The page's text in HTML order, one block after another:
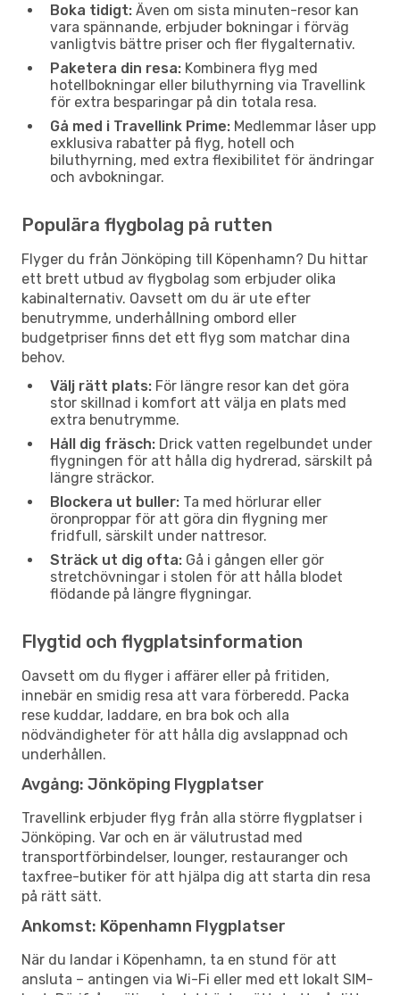
Boka tidigt: Även om sista minuten-resor kan
vara spännande, erbjuder bokningar i förväg
vanligtvis bättre priser och fler flygalternativ.
Paketera din resa: Kombinera flyg med
hotellbokningar eller biluthyrning via Travellink
för extra besparingar på din totala resa.
Gå med i Travellink Prime: Medlemmar låser upp
exklusiva rabatter på flyg, hotell och
biluthyrning, med extra flexibilitet för ändringar
och avbokningar.
Populära flygbolag på rutten
Flyger du från Jönköping till Köpenhamn? Du hittar
ett brett utbud av flygbolag som erbjuder olika
kabinalternativ. Oavsett om du är ute efter
benutrymme, underhållning ombord eller
budgetpriser finns det ett flyg som matchar dina
behov.
Välj rätt plats: För längre resor kan det göra
stor skillnad i komfort att välja en plats med
extra benutrymme.
Håll dig fräsch: Drick vatten regelbundet under
flygningen för att hålla dig hydrerad, särskilt på
längre sträckor.
Blockera ut buller: Ta med hörlurar eller
öronproppar för att göra din flygning mer
fridfull, särskilt under nattresor.
Sträck ut dig ofta: Gå i gången eller gör
stretchövningar i stolen för att hålla blodet
flödande på längre flygningar.
Flygtid och flygplatsinformation
Oavsett om du flyger i affärer eller på fritiden,
innebär en smidig resa att vara förberedd. Packa
rese kuddar, laddare, en bra bok och alla
nödvändigheter för att hålla dig avslappnad och
underhållen.
Avgång: Jönköping Flygplatser
Travellink erbjuder flyg från alla större flygplatser i
Jönköping. Var och en är välutrustad med
transportförbindelser, lounger, restauranger och
taxfree-butiker för att hjälpa dig att starta din resa
på rätt sätt.
Ankomst: Köpenhamn Flygplatser
När du landar i Köpenhamn, ta en stund för att
ansluta – antingen via Wi-Fi eller med ett lokalt SIM-